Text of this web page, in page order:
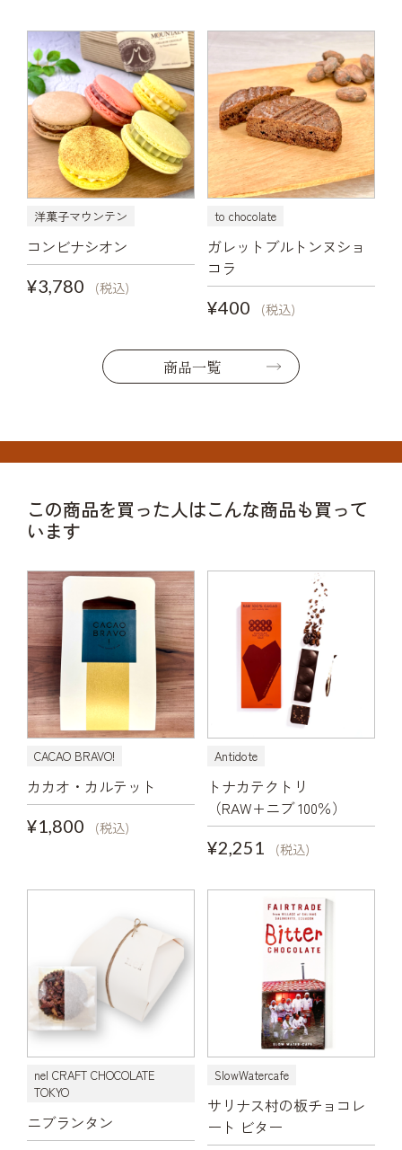
洋菓子マウンテン
コンビナシオン
¥3,780
(税込)
to chocolate
ガレットブルトンヌショ
コラ
¥400
(税込)
商品一覧
この商品を買った人はこんな商品も買って
います
CACAO BRAVO!
カカオ・カルテット
¥1,800
(税込)
Antidote
トナカテクトリ
（RAW+ニブ 100％）
¥2,251
(税込)
nel CRAFT CHOCOLATE
TOKYO
ニブランタン
SlowWatercafe
サリナス村の板チョコレ
ート ビター